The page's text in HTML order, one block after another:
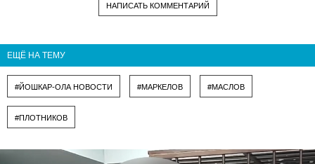
НАПИСАТЬ КОММЕНТАРИЙ
ЕЩЁ НА ТЕМУ
#ЙОШКАР-ОЛА НОВОСТИ #МАРКЕЛОВ #МАСЛОВ
#ПЛОТНИКОВ